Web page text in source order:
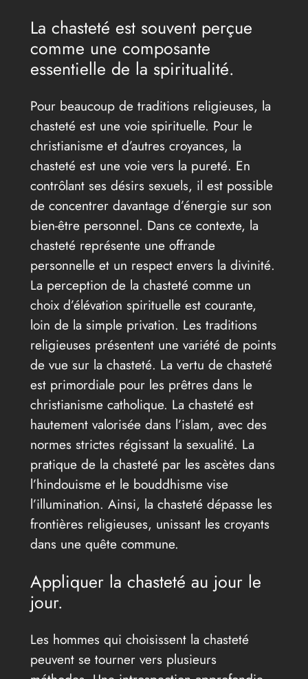
La chasteté est souvent perçue
comme une composante
essentielle de la spiritualité.
Pour beaucoup de traditions religieuses, la
chasteté est une voie spirituelle. Pour le
christianisme et d’autres croyances, la
chasteté est une voie vers la pureté. En
contrôlant ses désirs sexuels, il est possible
de concentrer davantage d’énergie sur son
bien-être personnel. Dans ce contexte, la
chasteté représente une offrande
personnelle et un respect envers la divinité.
La perception de la chasteté comme un
choix d’élévation spirituelle est courante,
loin de la simple privation. Les traditions
religieuses présentent une variété de points
de vue sur la chasteté. La vertu de chasteté
est primordiale pour les prêtres dans le
christianisme catholique. La chasteté est
hautement valorisée dans l’islam, avec des
normes strictes régissant la sexualité. La
pratique de la chasteté par les ascètes dans
l’hindouisme et le bouddhisme vise
l’illumination. Ainsi, la chasteté dépasse les
frontières religieuses, unissant les croyants
dans une quête commune.
Appliquer la chasteté au jour le
jour.
Les hommes qui choisissent la chasteté
peuvent se tourner vers plusieurs